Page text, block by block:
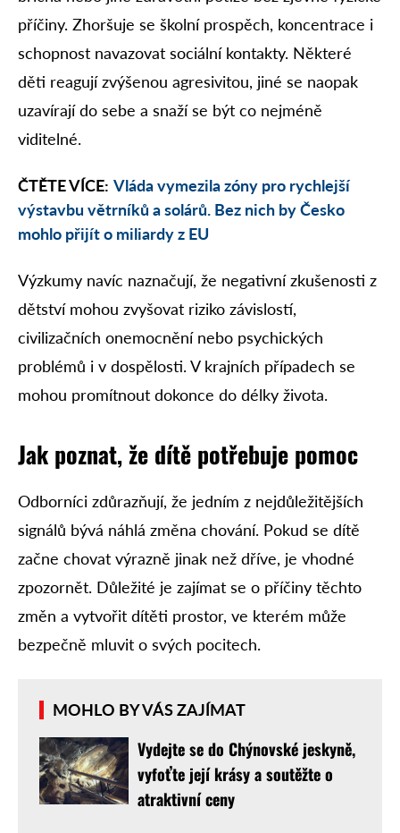
příčiny. Zhoršuje se školní prospěch, koncentrace i
schopnost navazovat sociální kontakty. Některé
děti reagují zvýšenou agresivitou, jiné se naopak
uzavírají do sebe a snaží se být co nejméně
viditelné.
ČTĚTE VÍCE: Vláda vymezila zóny pro rychlejší
výstavbu větrníků a solárů. Bez nich by Česko
mohlo přijít o miliardy z EU
Výzkumy navíc naznačují, že negativní zkušenosti z
dětství mohou zvyšovat riziko závislostí,
civilizačních onemocnění nebo psychických
problémů i v dospělosti. V krajních případech se
mohou promítnout dokonce do délky života.
Jak poznat, že dítě potřebuje pomoc
Odborníci zdůrazňují, že jedním z nejdůležitějších
signálů bývá náhlá změna chování. Pokud se dítě
začne chovat výrazně jinak než dříve, je vhodné
zpozornět. Důležité je zajímat se o příčiny těchto
změn a vytvořit dítěti prostor, ve kterém může
bezpečně mluvit o svých pocitech.
MOHLO BY VÁS ZAJÍMAT
Vydejte se do Chýnovské jeskyně,
vyfoťte její krásy a soutěžte o
atraktivní ceny